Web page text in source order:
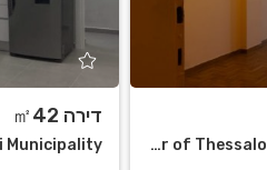
Center of Thessaloniki Thessaloniki Municipality
דירה ㎡42